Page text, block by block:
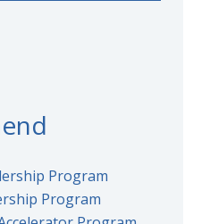
Program
Program